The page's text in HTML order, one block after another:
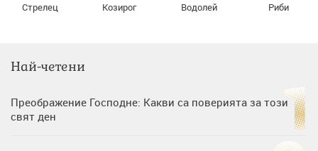
Стрелец Козирог Водолей Риби
Най-четени
Преображение Господне: Какви са поверията за този
свят ден